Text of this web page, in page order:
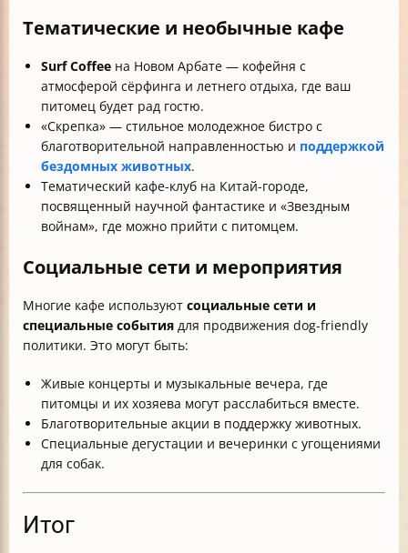
Тематические и необычные кафе
Surf Coffee на Новом Арбате — кофейня с
атмосферой сёрфинга и летнего отдыха, где ваш
питомец будет рад гостю.
«Скрепка» — стильное молодежное бистро с
благотворительной направленностью и поддержкой
бездомных животных.
Тематический кафе-клуб на Китай-городе,
посвященный научной фантастике и «Звездным
войнам», где можно прийти с питомцем.
Социальные сети и мероприятия
Многие кафе используют социальные сети и
специальные события для продвижения dog-friendly
политики. Это могут быть:
Живые концерты и музыкальные вечера, где
питомцы и их хозяева могут расслабиться вместе.
Благотворительные акции в поддержку животных.
Специальные дегустации и вечеринки с угощениями
для собак.
Итог